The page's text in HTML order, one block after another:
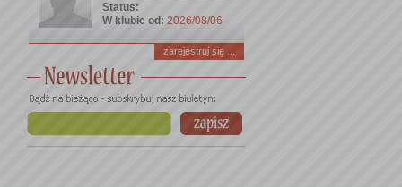
Status:
W klubie od: 2026/08/06
zarejestruj się ...